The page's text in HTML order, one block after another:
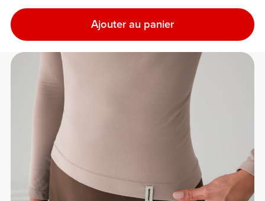
Ajouter au panier